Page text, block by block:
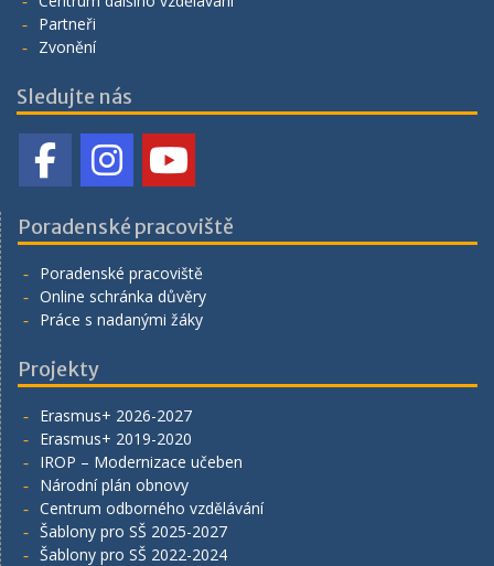
Partneři
Zvonění
Sledujte nás
Poradenské pracoviště
Poradenské pracoviště
Online schránka důvěry
Práce s nadanými žáky
Projekty
Erasmus+ 2026-2027
Erasmus+ 2019-2020
IROP – Modernizace učeben
Národní plán obnovy
Centrum odborného vzdělávání
Šablony pro SŠ 2025-2027
Šablony pro SŠ 2022-2024